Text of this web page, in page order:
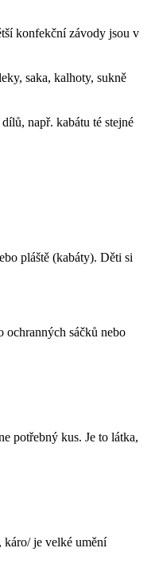
konfekční závody jsou v
saka, kalhoty, sukně
např. kabátu té stejné
pláště (kabáty). Děti si
ochranných sáčků nebo
potřebný kus. Je to látka,
je velké umění